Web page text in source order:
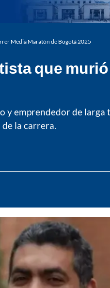
Media Maratón de Bogotá 2025
que
emprendedor de
la carrera.